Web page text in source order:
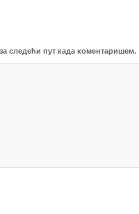
следећи пут када коментаришем.